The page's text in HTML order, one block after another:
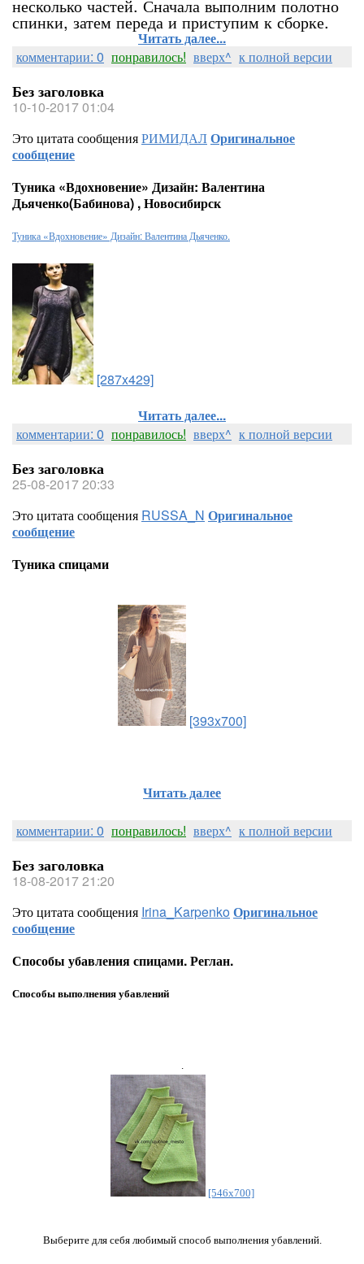
несколько частей. Сначала выполним полотно
спинки, затем переда и приступим к сборке.
Читать далее...
комментарии: 0 понравилось! вверх^ к полной версии
Без заголовка
10-10-2017 01:04
Это цитата сообщенияРИМИДАЛОригинальное
сообщение
Туника «Вдохновение» Дизайн: Валентина
Дьяченко(Бабинова) , Новосибирск
Туника «Вдохновение» Дизайн: Валентина Дьяченко.
[287x429]
Читать далее...
комментарии: 0 понравилось! вверх^ к полной версии
Без заголовка
25-08-2017 20:33
Это цитата сообщения RUSSA_N Оригинальное
сообщение
Туника спицами
[393x700]
Читать далее
комментарии: 0 понравилось! вверх^ к полной версии
Без заголовка
18-08-2017 21:20
Это цитата сообщения Irina_KarpenkoОригинальное
сообщение
Способы убавления спицами. Реглан.
Способы выполнения убавлений
.
[546x700]
Выберите для себя любимый способ выполнения убавлений.